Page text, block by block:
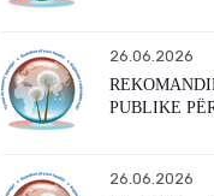
26.06.2026
PUBLIKE
26.06.2026